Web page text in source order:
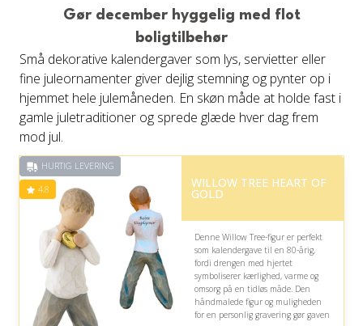
på 4.4 ud af 5
Gør december hyggelig med flot
boligtilbehør
Små dekorative kalendergaver som lys, servietter eller
fine juleornamenter giver dejlig stemning og pynter op i
hjemmet hele julemåneden. En skøn måde at holde fast i
gamle juletraditioner og sprede glæde hver dag frem
mod jul.
HURTIG LEVERING
4.8 WILLOW TREE HEART OF
GOLD
Denne Willow Tree-figur er perfekt
som kalendergave til en 80-årig,
fordi drengen med hjertet
symboliserer kærlighed, varme og
omsorg på en tidløs måde. Den
håndmalede figur og muligheden
for en personlig gravering gør gaven